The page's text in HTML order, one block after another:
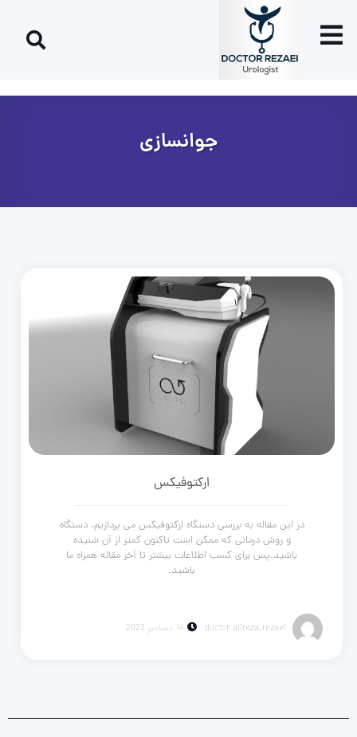
جوانسازی
ارکتوفیکس
در این مقاله به بررسی دستگاه ارکتوفیکس می پردازیم. دستگاه
و روش درمانی که ممکن است تاکنون کمتر از آن شنیده
باشید.پس برای کسب اطلاعات بیشتر تا آخر مقاله همراه ما
باشید.
doctor alireza_rezaei 14 دسامبر 2023